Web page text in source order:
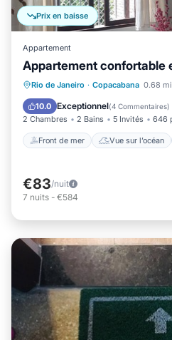
Prix en baisse
Appartement
Appartement confortable
Rio de Janeiro · Copacabana 0.68
10.0 Exceptionnel(4 Commentaires)
2 Chambres 2 Bains 5 Invités 646
Front de mer Vue sur l’océan
Front de mer Vue
Cuisine
€83/nuit
7 nuits - €584